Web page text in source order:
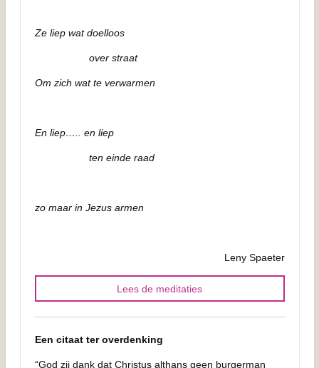
Ze liep wat doelloos
over straat
Om zich wat te verwarmen
En liep….. en liep
ten einde raad
zo maar in Jezus armen
Leny Spaeter
Lees de meditaties
Een citaat ter overdenking
“God zij dank dat Christus althans geen burgerman